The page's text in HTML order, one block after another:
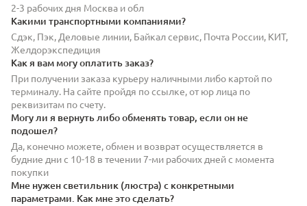
2-3 рабочих дня Москва и обл
Какими транспортными компаниями?
Сдэк, Пэк, Деловые линии, Байкал сервис, Почта России, КИТ,
Желдорэкспедиция
Как я вам могу оплатить заказ?
При получении заказа курьеру наличными либо картой по
терминалу. На сайте пройдя по ссылке, от юр лица по
реквизитам по счету.
Могу ли я вернуть либо обменять товар, если он не
подошел?
Да, конечно можете, обмен и возврат осуществляется в
будние дни с 10-18 в течении 7-ми рабочих дней с момента
покупки
Мне нужен светильник (люстра) с конкретными
параметрами. Как мне это сделать?